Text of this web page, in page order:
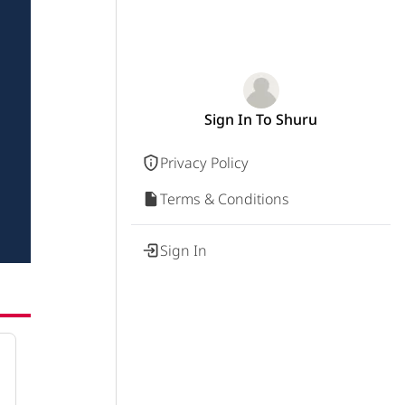
Sign In To Shuru
Privacy Policy
Terms & Conditions
Sign In